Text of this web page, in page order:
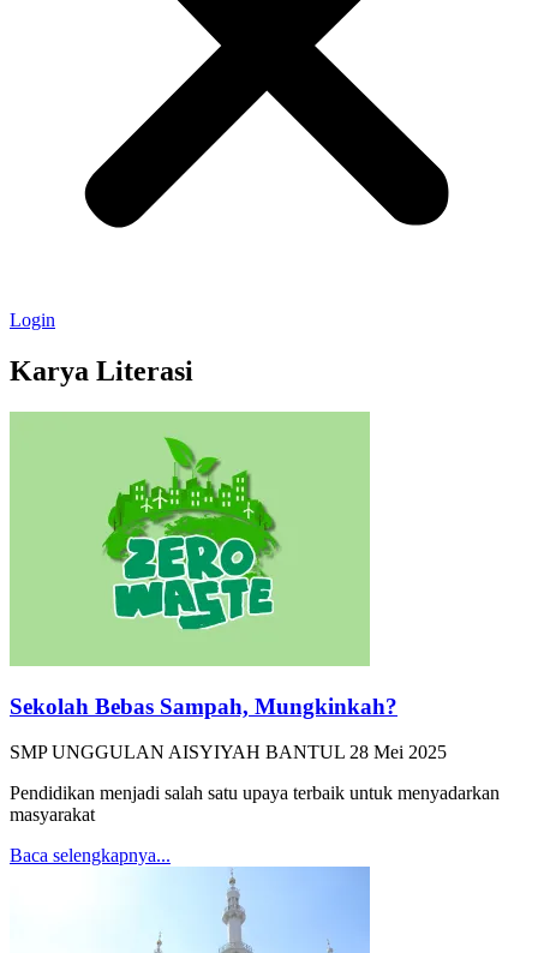
Login
Karya Literasi
Sekolah Bebas Sampah, Mungkinkah?
SMP UNGGULAN AISYIYAH BANTUL 28 Mei 2025
Pendidikan menjadi salah satu upaya terbaik untuk menyadarkan
masyarakat
Baca selengkapnya...